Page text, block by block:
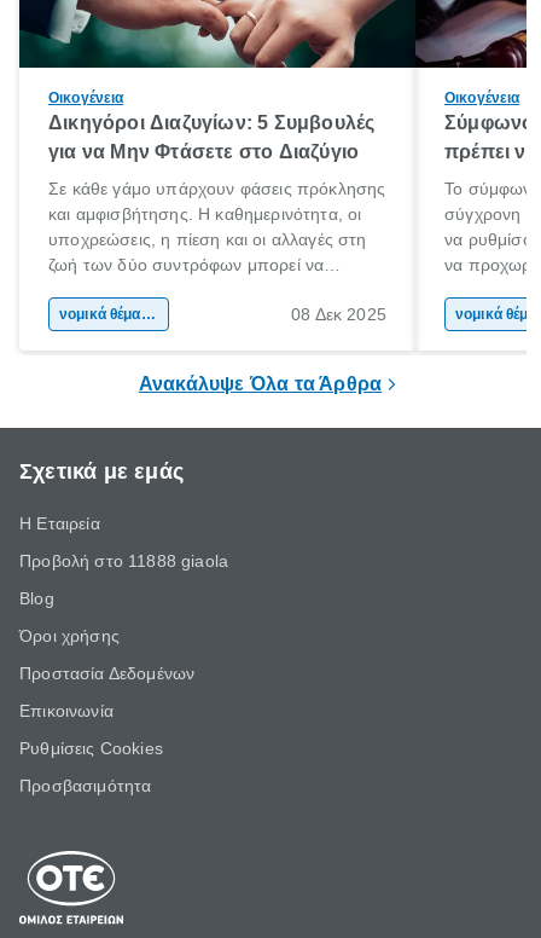
Οικογένεια
Δικηγόροι Διαζυγίων: 5 Συμβουλές
για να Μην Φτάσετε στο Διαζύγιο
Σε κάθε γάμο υπάρχουν φάσεις πρόκλησης
και αμφισβήτησης. Η καθημερινότητα, οι
υποχρεώσεις, η πίεση και οι αλλαγές στη
ζωή των δύο συντρόφων μπορεί να
Όταν οι διαφωνίες πληθαίνουν και η
νομικά θέματα & συμβουλές 08 Δεκ 2025
Οικογένεια
Σύμφωνο
πρέπει να
Το σύμφωνο
σύγχρονη
να
να
θέλεις
Ανακάλυψε Όλα τα Άρθρα
Σχετικά με εμάς
Η Εταιρεία
Προβολή στο 11888 giaola
Blog
Όροι χρήσης
Προστασία Δεδομένων
Επικοινωνία
Ρυθμίσεις Cookies
Προσβασιμότητα